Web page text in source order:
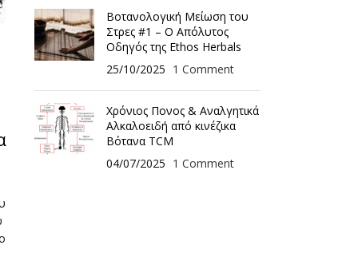
Βοτανολογική Μείωση του
Στρες #1 – Ο Απόλυτος
Οδηγός της Ethos Herbals
25/10/2025 1 Comment
Χρόνιος Πονος & Αναλγητικά
Αλκαλοειδή από κινέζικα
Βότανα TCM
04/07/2025 1 Comment